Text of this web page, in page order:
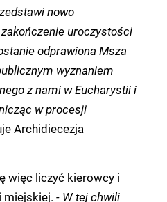
nowo
uroczystości
odprawiona Msza
wyznaniem
z nami w Eucharystii i
w procesji
Archidiecezja
więc liczyć kierowcy i
miejskiej. - W tej chwili